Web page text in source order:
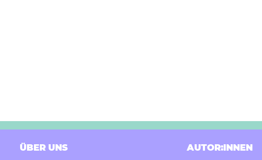
ÜBER UNS AUTOR:INNEN